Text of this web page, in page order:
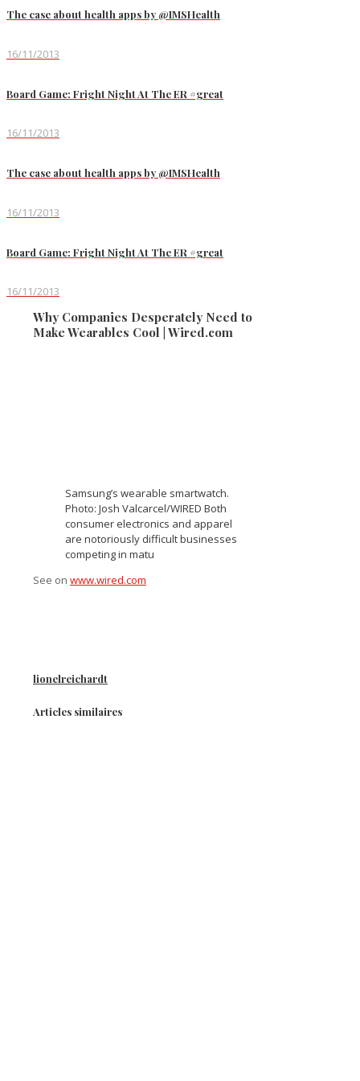
The case about health apps by @IMSHealth
16/11/2013
Board Game: Fright Night At The ER #great
16/11/2013
The case about health apps by @IMSHealth
16/11/2013
Board Game: Fright Night At The ER #great
16/11/2013
Why Companies Desperately Need to
Make Wearables Cool | Wired.com
Samsung’s wearable smartwatch.
Photo: Josh Valcarcel/WIRED Both
consumer electronics and apparel
are notoriously difficult businesses
competing in matu
See on www.wired.com
lionelreichardt
Articles similaires